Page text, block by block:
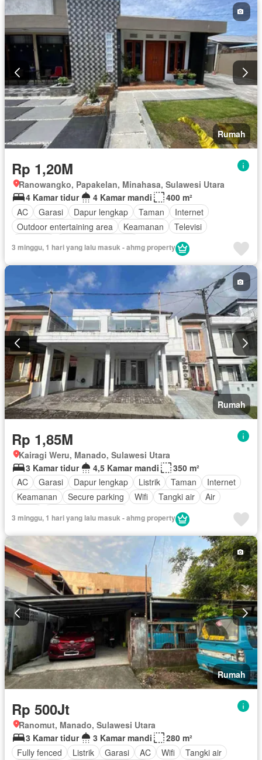
Rumah
Rp 1,20M
Ranowangko, Papakelan, Minahasa, Sulawesi Utara
4 Kamar tidur
4 Kamar mandi
400 m²
AC
Garasi Dapur lengkap Taman
Internet
Outdoor entertaining area
Keamanan
Televisi
3 minggu, 1 hari yang lalu masuk - ahmg property
Rumah
Rp 1,85M
Kairagi Weru, Manado, Sulawesi Utara
3 Kamar tidur
4,5 Kamar mandi
350 m²
AC
Garasi Dapur lengkap Listrik Taman
Internet
Keamanan
Secure parking Wifi Tangki air
Air
3 minggu, 1 hari yang lalu masuk - ahmg property
Rumah
Rp 500Jt
Ranomut, Manado, Sulawesi Utara
3 Kamar tidur
3 Kamar mandi
280 m²
Fully fenced
Listrik Garasi AC Wifi
Tangki air